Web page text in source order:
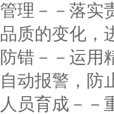
管理－－落实
品质的变化，
防错－－运用
自动报警，防
人员育成－－